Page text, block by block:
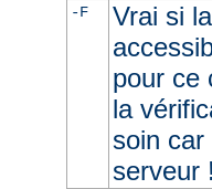
-F
Vrai si
pour ce
la
soin
serveur !